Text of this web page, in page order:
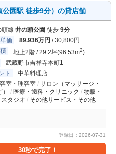
園駅 徒歩9分）の貸店舗
頭線 井の頭公園 徒歩 9分
価
89.936万円 / 30,800円
地上2階 / 29.2坪(96.53m2)
武蔵野市吉祥寺本町1
ト
中華料理店
室・理容室
サロン（マッサージ・
医療・歯科・クリニック
物販・
タジオ その他サービス・その他
登録日：2026-07-31
30秒で完了！